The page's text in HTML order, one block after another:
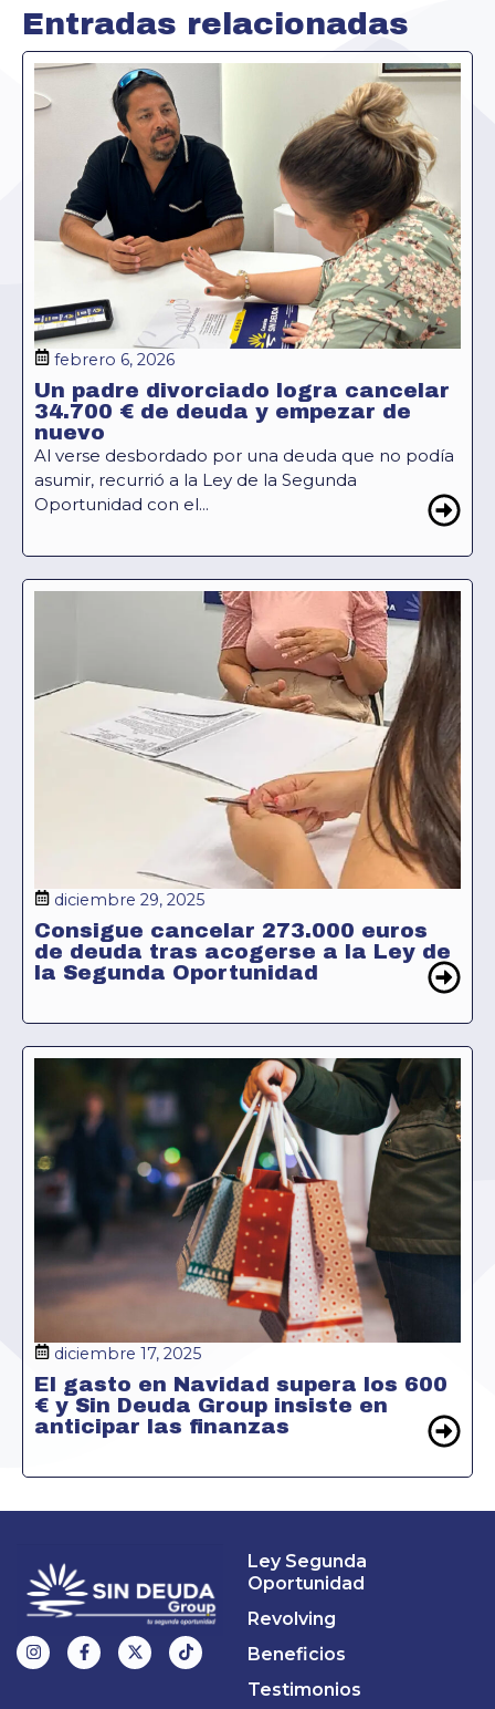
Entradas relacionadas
febrero 6, 2026
Un padre divorciado logra cancelar
34.700 € de deuda y empezar de
nuevo
Al verse desbordado por una deuda que no podía
asumir, recurrió a la Ley de la Segunda
Oportunidad con el...
diciembre 29, 2025
Consigue cancelar 273.000 euros
de deuda tras acogerse a la Ley de
la Segunda Oportunidad
diciembre 17, 2025
El gasto en Navidad supera los 600
€ y Sin Deuda Group insiste en
anticipar las finanzas
Ley Segunda
Oportunidad
Revolving
Beneficios
Testimonios